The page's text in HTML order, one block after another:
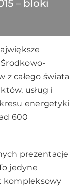
– bloki
z całego świata
usług i
energetyki
600
prezentacje
jedyne
kompleksowy